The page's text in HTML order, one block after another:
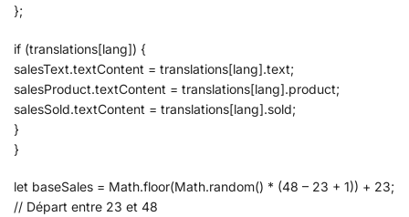
};
if (translations[lang]) {
salesText.textContent = translations[lang].text;
salesProduct.textContent = translations[lang].product;
salesSold.textContent = translations[lang].sold;
}
}
let baseSales = Math.floor(Math.random() * (48 – 23 + 1)) + 23;
// Départ entre 23 et 48